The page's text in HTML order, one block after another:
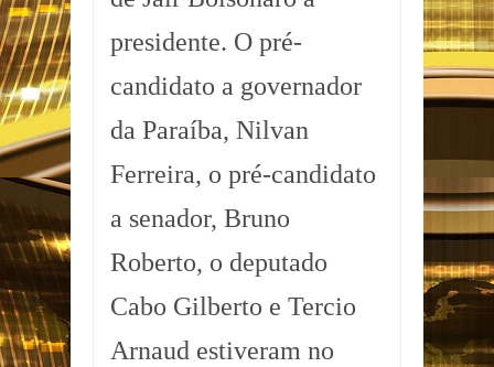
presidente. O pré-
candidato a governador
da Paraíba, Nilvan
Ferreira, o pré-candidato
a senador, Bruno
Roberto, o deputado
Cabo Gilberto e Tercio
Arnaud estiveram no